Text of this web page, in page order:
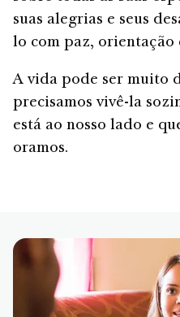
suas alegrias e seus
lo com paz, orientação
A vida pode ser muito
precisamos vivê-la
está ao nosso lado e
oramos.